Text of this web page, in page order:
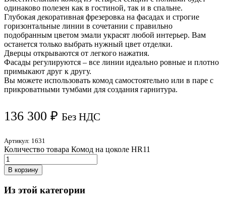
одинаково полезен как в гостиной, так и в спальне.
Глубокая декоративная фрезеровка на фасадах и строгие
горизонтальные линии в сочетании с правильно
подобранным цветом эмали украсят любой интерьер. Вам
останется только выбрать нужный цвет отделки.
Дверцы открываются от легкого нажатия.
Фасады регулируются – все линии идеально ровные и плотно
примыкают друг к другу.
Вы можете использовать комод самостоятельно или в паре с
прикроватными тумбами для создания гарнитура.
136 300 ₽ Без НДС
Артикул: 1631
Количество товара Комод на цоколе HR11
В корзину
Из этой категории